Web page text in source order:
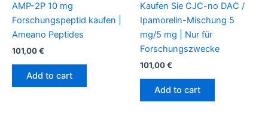
AMP-2P 10 mg
Forschungspeptid kaufen |
Ameano Peptides
101,00€
Add to cart
Kaufen Sie CJC-no DAC /
Ipamorelin-Mischung 5
mg/5 mg | Nur für
Forschungszwecke
101,00€
Add to cart